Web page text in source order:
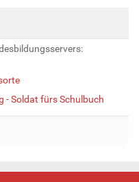
- Soldat fürs Schulbuch